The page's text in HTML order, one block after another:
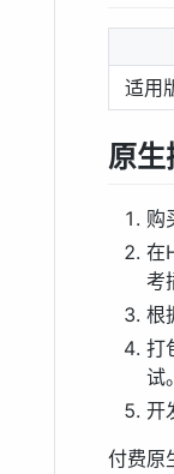
适用
原生
购
在
考
根
打
试。
开
付费原